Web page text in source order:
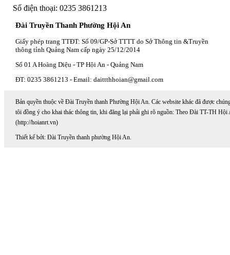
Số điện thoại: 0235 3861213
Đài Truyền Thanh Phường Hội An
Giấy phép trang TTĐT: Số 09/GP-Sở TTTT do Sở Thông tin &Truyền
thông tỉnh Quảng Nam cấp ngày 25/12/2014
Số 01 A Hoàng Diệu - TP Hội An - Quảng Nam
ĐT: 0235 3861213 - Email: daittthhoian@gmail.com
Bản quyền thuộc về Đài Truyền thanh Phường Hội An. Các website khác đã được
tôi đồng ý cho khai thác thông tin, khi đăng lại phải ghi rõ nguồn: Theo Đài TT-TH Hội
(http://hoianrt.vn)
Thiết kế bởi: Đài Truyền thanh phường Hội An.